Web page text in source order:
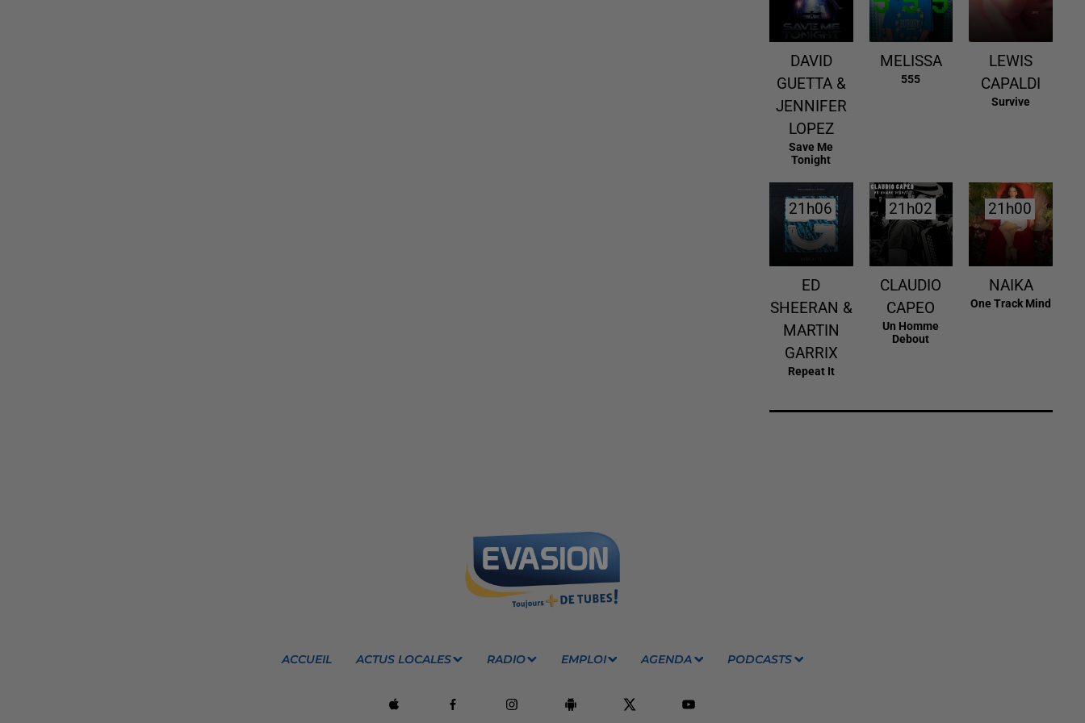
DAVID
GUETTA &
JENNIFER
LOPEZ
Save Me
Tonight
MELISSA
555
LEWIS
CAPALDI
Survive
21h06
21h06
ED
SHEERAN &
MARTIN
GARRIX
Repeat It
21h02
21h02
CLAUDIO
CAPEO
Un Homme
Debout
21h00
21h00
NAIKA
One Track Mind
ACCUEIL ACTUS LOCALES RADIO EMPLOI AGENDA PODCASTS